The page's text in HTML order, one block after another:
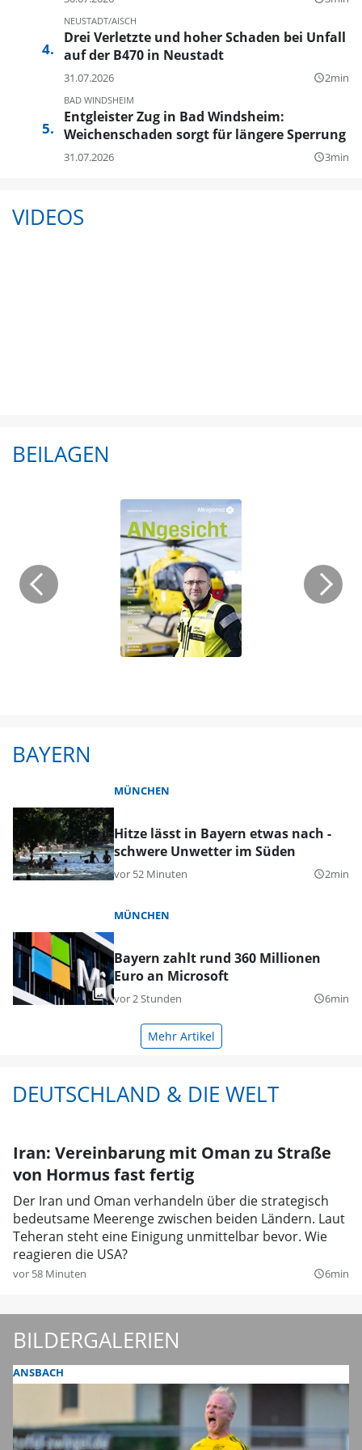
NEUSTADT/AISCH
Drei Verletzte und hoher Schaden bei Unfall
auf der B470 in Neustadt
31.07.2026 query_builder2min
BAD WINDSHEIM
Entgleister Zug in Bad Windsheim:
Weichenschaden sorgt für längere Sperrung
31.07.2026 query_builder3min
VIDEOS
BEILAGEN
BAYERN
MÜNCHEN
Hitze lässt in Bayern etwas nach -
schwere Unwetter im Süden
vor 52 Minuten query_builder2min
MÜNCHEN
Bayern zahlt rund 360 Millionen
Euro an Microsoft
vor 2 Stunden query_builder6min
Mehr Artikel
DEUTSCHLAND & DIE WELT
Iran: Vereinbarung mit Oman zu Straße
von Hormus fast fertig
Der Iran und Oman verhandeln über die strategisch
bedeutsame Meerenge zwischen beiden Ländern. Laut
Teheran steht eine Einigung unmittelbar bevor. Wie
reagieren die USA?
vor 58 Minuten query_builder6min
BILDERGALERIEN
ANSBACH